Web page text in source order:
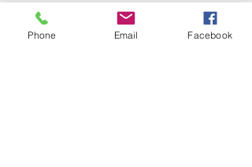
Editeur : Libretto (5 octobre 2017)
Collection : LITT ETRANGERE
Langue : Français
Phone Email Facebook